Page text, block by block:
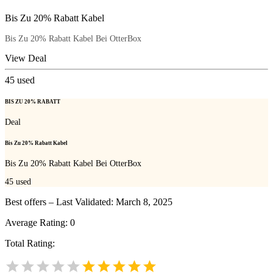
Bis Zu 20% Rabatt Kabel
Bis Zu 20% Rabatt Kabel Bei OtterBox
View Deal
45 used
BIS ZU 20% RABATT
Deal
Bis Zu 20% Rabatt Kabel
Bis Zu 20% Rabatt Kabel Bei OtterBox
45 used
Best offers – Last Validated: March 8, 2025
Average Rating: 0
Total Rating: